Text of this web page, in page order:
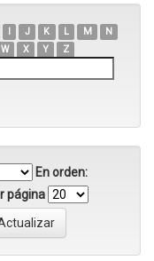
I J K L M
N
W X Y Z
En orden:
página